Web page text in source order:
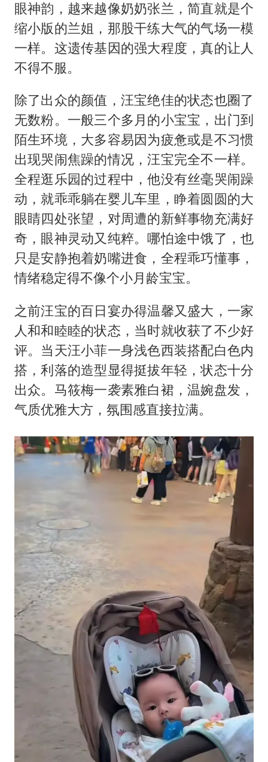
眼神韵，越来越像奶奶张兰，简直就是个
缩小版的兰姐，那股干练大气的气场一模
一样。这遗传基因的强大程度，真的让人
不得不服。
除了出众的颜值，汪宝绝佳的状态也圈了
无数粉。一般三个多月的小宝宝，出门到
陌生环境，大多容易因为疲惫或是不习惯
出现哭闹焦躁的情况，汪宝完全不一样。
全程逛乐园的过程中，他没有丝毫哭闹躁
动，就乖乖躺在婴儿车里，睁着圆圆的大
眼睛四处张望，对周遭的新鲜事物充满好
奇，眼神灵动又纯粹。哪怕途中饿了，也
只是安静抱着奶嘴进食，全程乖巧懂事，
情绪稳定得不像个小月龄宝宝。
之前汪宝的百日宴办得温馨又盛大，一家
人和和睦睦的状态，当时就收获了不少好
评。当天汪小菲一身浅色西装搭配白色内
搭，利落的造型显得挺拔年轻，状态十分
出众。马筱梅一袭素雅白裙，温婉盘发，
气质优雅大方，氛围感直接拉满。